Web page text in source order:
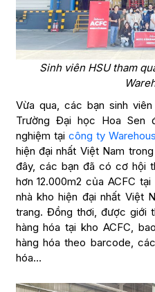
Sinh viên HSU tham
Vừa qua, các bạn sinh
Trường Đại học Hoa Sen
nghiệm tại công ty
hiện đại nhất Việt Nam
đây, các bạn đã có cơ hội
hơn 12.000m2 của ACFC
nhà kho hiện đại nhất Việt
trang. Đồng thơi, được giới
hàng hóa tại kho ACFC,
hàng hóa theo barcode,
hóa…